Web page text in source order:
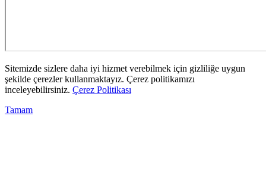
Sitemizde sizlere daha iyi hizmet verebilmek için gizliliğe uygun
şekilde çerezler kullanmaktayız. Çerez politikamızı
inceleyebilirsiniz. Çerez Politikası
Tamam